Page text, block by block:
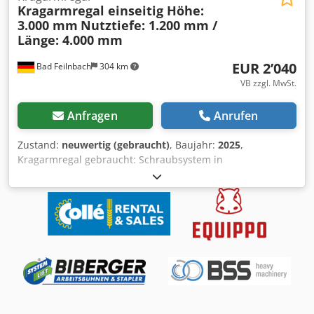
Bad Feilnbach 304 km
Kragarmregal einseitig Höhe:
3.000 mm Nutztiefe: 1.200 mm /
Länge: 4.000 mm
EUR 2’040
VB zzgl. MwSt.
Anfragen Anrufen
Zustand: neuwertig (gebraucht), Baujahr: 2025,
Kragarmregal gebraucht: Schraubsystem in
feuerverzinkter Ausführung Lieferumfang: 4 Regalständer
Höhe 3.000 mm mit Fußteil 1.200 mm Nutztiefe 12
Kragarme mit 1.200 mm Nutztiefe, Standard Inklusive
Längs- und Diagonalverbände für 1.300 mm Abstand
Befestigungsmaterial (Schrauben, Muttern und Scheiben)
beschädigten Teile!) - (*Ersatzteile nachbestellen und
Erweiterung jederzeit möglich) - (*Angebot in größerer